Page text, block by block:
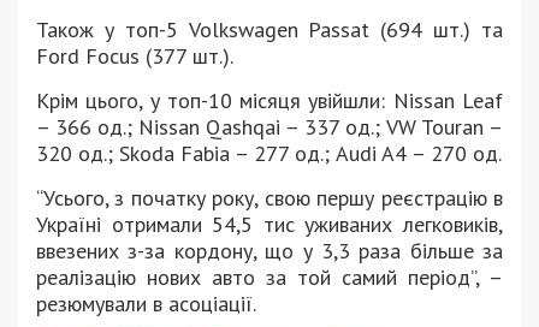
Також у топ-5 Volkswagen Passat (694 шт.) та
Ford Focus (377 шт.).
Крім цього, у топ-10 місяця увійшли: Nissan Leaf
– 366 од.; Nissan Qashqai – 337 од.; VW Touran –
320 од.; Skoda Fabia – 277 од.; Audi A4 – 270 од.
“Усього, з початку року, свою першу реєстрацію в
Україні отримали 54,5 тис уживаних легковиків,
ввезених з-за кордону, що у 3,3 раза більше за
реалізацію нових авто за той самий період”, –
резюмували в асоціації.